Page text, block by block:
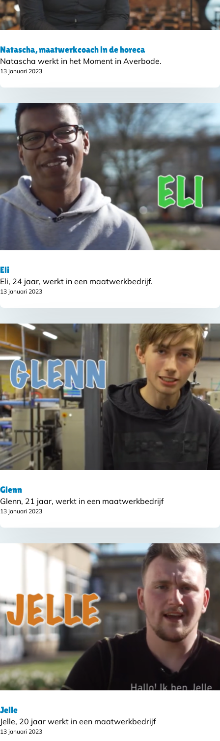
Natascha, maatwerkcoach in de horeca
Natascha werkt in het Moment in Averbode.
13 januari 2023
Eli
Eli, 24 jaar, werkt in een maatwerkbedrijf.
13 januari 2023
Glenn
Glenn, 21 jaar, werkt in een maatwerkbedrijf
13 januari 2023
Jelle
Jelle, 20 jaar werkt in een maatwerkbedrijf
13 januari 2023